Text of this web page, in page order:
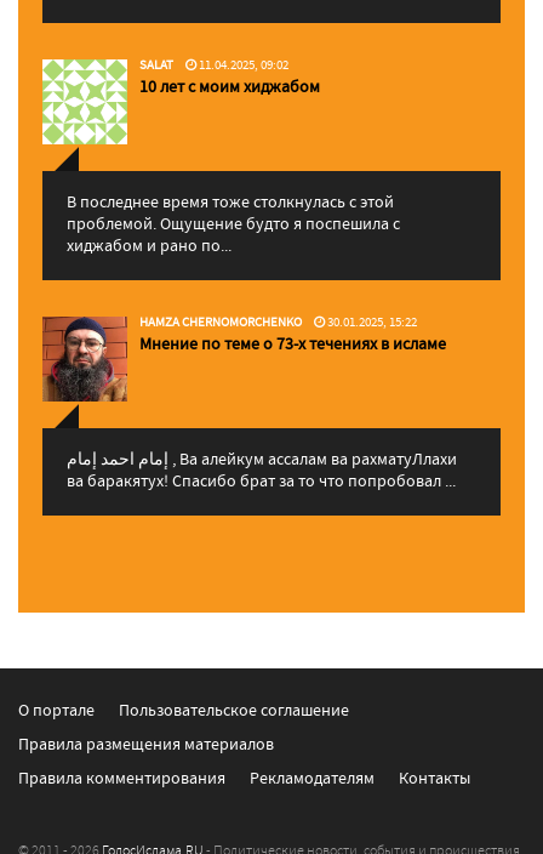
SALAT 11.04.2025, 09:02
10 лет с моим хиджабом
В последнее время тоже столкнулась с этой
проблемой. Ощущение будто я поспешила с
хиджабом и рано по...
HAMZA CHERNOMORCHENKO 30.01.2025, 15:22
Мнение по теме о 73-х течениях в исламе
إمام احمد إمام , Ва алейкум ассалам ва рахматуЛлахи
ва баракятух! Спасибо брат за то что попробовал ...
О портале
Пользовательское соглашение
Правила размещения материалов
Правила комментирования
Рекламодателям Контакты